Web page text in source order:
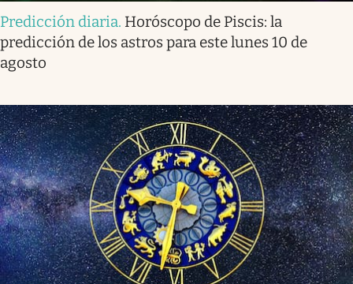
Predicción diaria. Horóscopo de Piscis: la
predicción de los astros para este lunes 10 de
agosto